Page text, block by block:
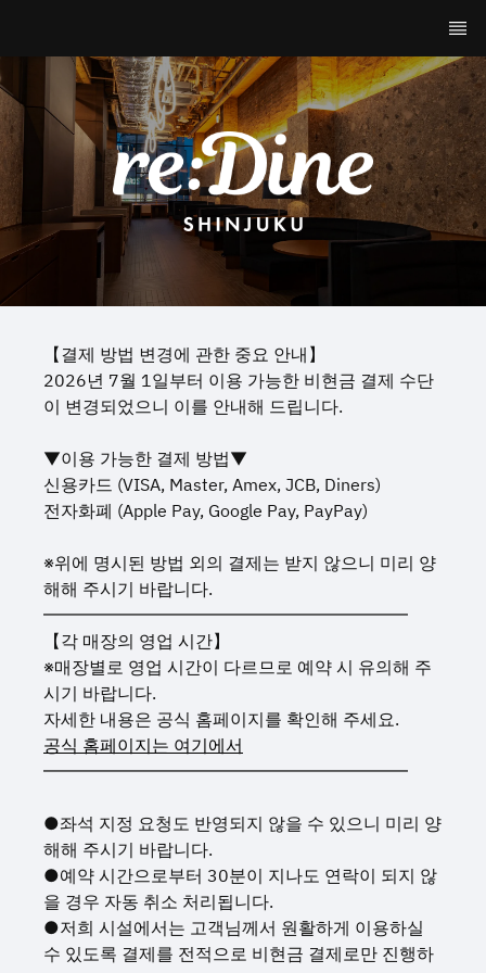
【결제 방법 변경에 관한 중요 안내】
2026년 7월 1일부터 이용 가능한 비현금 결제 수단
이 변경되었으니 이를 안내해 드립니다.
▼이용 가능한 결제 방법▼
신용카드 (VISA, Master, Amex, JCB, Diners)
전자화폐 (Apple Pay, Google Pay, PayPay)
※위에 명시된 방법 외의 결제는 받지 않으니 미리 양
해해 주시기 바랍니다.
━━━━━━━━━━━━━━━━━━━━━
【각 매장의 영업 시간】
※매장별로 영업 시간이 다르므로 예약 시 유의해 주
시기 바랍니다.
자세한 내용은 공식 홈페이지를 확인해 주세요.
공식 홈페이지는 여기에서
━━━━━━━━━━━━━━━━━━━━━
●좌석 지정 요청도 반영되지 않을 수 있으니 미리 양
해해 주시기 바랍니다.
●예약 시간으로부터 30분이 지나도 연락이 되지 않
을 경우 자동 취소 처리됩니다.
●저희 시설에서는 고객님께서 원활하게 이용하실
수 있도록 결제를 전적으로 비현금 결제로만 진행하